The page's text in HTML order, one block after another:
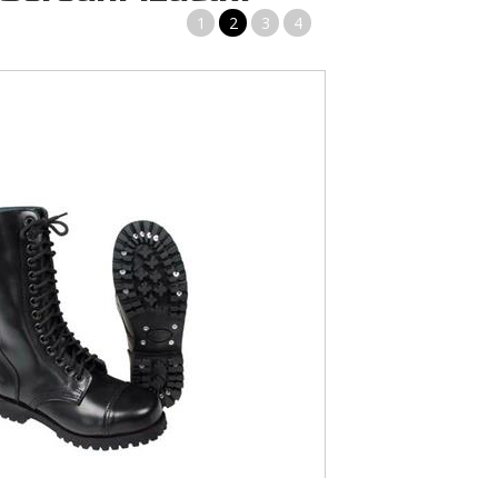
1 2 3 4
NOVO
ZIMSKI TERMO ŠKORNJI FOX 40C PROIZVAJALCA MFH
Primerni so za najnižje temperature. So nepremočljivi in nedrseči. V hladnih
dneh bo vaše noge ostale suhe in tople.